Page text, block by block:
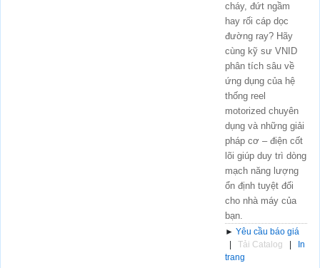
cháy, đứt ngầm
hay rối cáp dọc
đường ray? Hãy
cùng kỹ sư VNID
phân tích sâu về
ứng dụng của hệ
thống reel
motorized chuyên
dụng và những giải
pháp cơ – điện cốt
lõi giúp duy trì dòng
mạch năng lượng
ổn định tuyệt đối
cho nhà máy của
bạn.
► Yêu cầu báo giá
Tải Catalog
In
trang